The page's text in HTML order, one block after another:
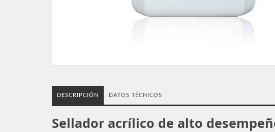
DESCRIPCIÓN DATOS TÉCNICOS
Sellador acrílico de alto